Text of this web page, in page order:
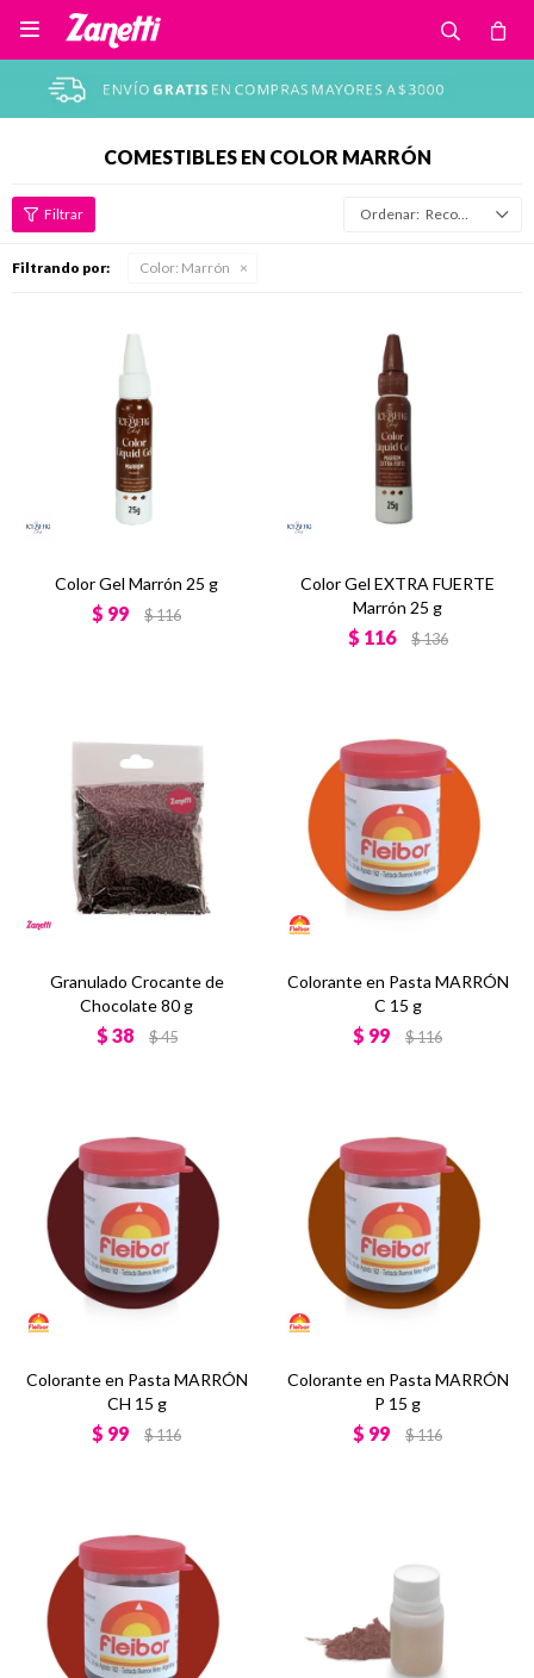

COMESTIBLES EN COLOR MARRÓN
Recomendados
Filtrando por: Color: Marrón
Color Gel Marrón 25 g
$ 99 $116
Color Gel EXTRA FUERTE
Marrón 25 g
$ 116 $136
Granulado Crocante de
Chocolate 80 g
$ 38 $45
Colorante en Pasta MARRÓN
C 15 g
$ 99 $116
Colorante en Pasta MARRÓN
CH 15 g
$ 99 $116
Colorante en Pasta MARRÓN
P 15 g
$ 99 $116